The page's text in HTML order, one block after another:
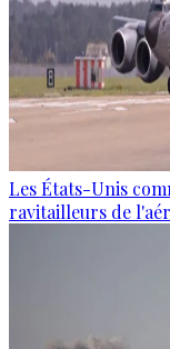
Les États-Unis
ravitailleurs de